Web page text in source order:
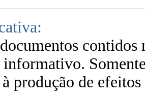
contidos
informativo.
à produção de